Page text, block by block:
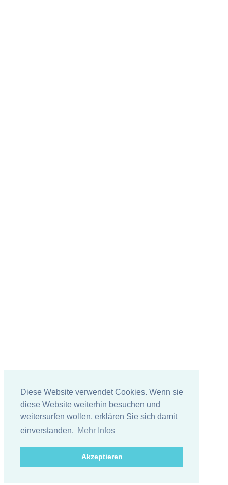
Diese Website verwendet Cookies. Wenn sie
diese Website weiterhin besuchen und
weitersurfen wollen, erklären Sie sich damit
einverstanden. Mehr Infos
Akzeptieren